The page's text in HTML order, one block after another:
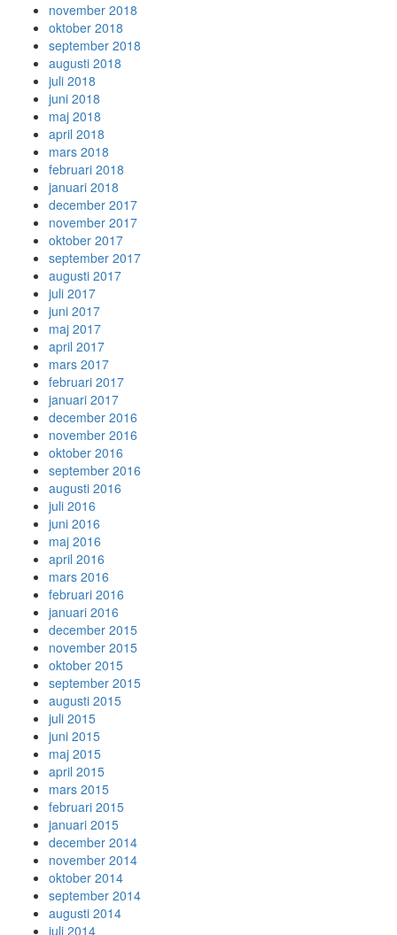
november 2018
oktober 2018
september 2018
augusti 2018
juli 2018
juni 2018
maj 2018
april 2018
mars 2018
februari 2018
januari 2018
december 2017
november 2017
oktober 2017
september 2017
augusti 2017
juli 2017
juni 2017
maj 2017
april 2017
mars 2017
februari 2017
januari 2017
december 2016
november 2016
oktober 2016
september 2016
augusti 2016
juli 2016
juni 2016
maj 2016
april 2016
mars 2016
februari 2016
januari 2016
december 2015
november 2015
oktober 2015
september 2015
augusti 2015
juli 2015
juni 2015
maj 2015
april 2015
mars 2015
februari 2015
januari 2015
december 2014
november 2014
oktober 2014
september 2014
augusti 2014
juli 2014